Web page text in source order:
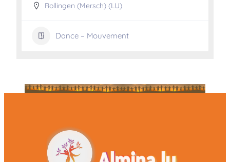
Rollingen (Mersch) (LU)
Dance – Mouvement